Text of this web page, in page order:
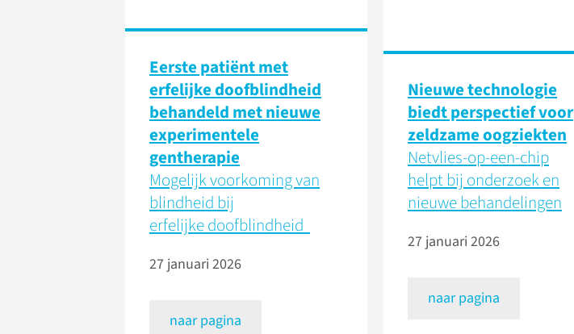
Eerste patiënt met
erfelijke doofblindheid
behandeld met nieuwe
experimentele
gentherapie
Mogelijk voorkoming van
blindheid bij
erfelijke doofblindheid
27 januari 2026
naar pagina
Nieuwe technologie
biedt perspectief voor
zeldzame oogziekten
Netvlies-op-een-chip
helpt bij onderzoek en
nieuwe behandelingen
27 januari 2026
naar pagina